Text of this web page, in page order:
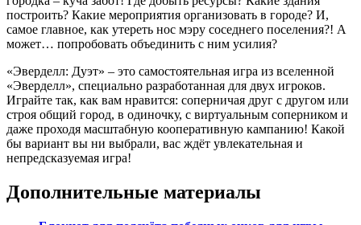
построить? Какие мероприятия организовать в городе? И,
самое главное, как утереть нос мэру соседнего поселения?! А
может… попробовать объединить с ним усилия?
«Эверделл: Дуэт» – это самостоятельная игра из вселенной
«Эверделл», специально разработанная для двух игроков.
Играйте так, как вам нравится: соперничая друг с другом или
строя общий город, в одиночку, с виртуальным соперником и
даже проходя масштабную кооперативную кампанию! Какой
бы вариант вы ни выбрали, вас ждёт увлекательная и
непредсказуемая игра!
Дополнительные материалы